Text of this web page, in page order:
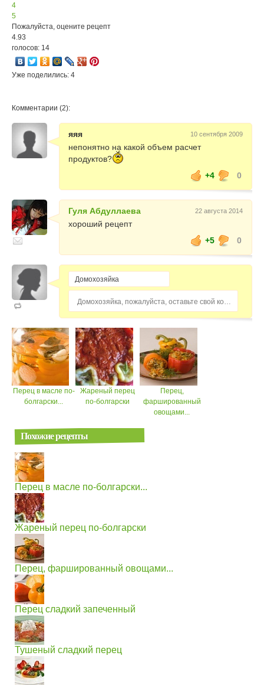
4
5
Пожалуйста, оцените рецепт
4.93
голосов: 14
Уже поделились: 4
Комментарии (2):
яяя 10 сентября 2009
непонятно на какой объем расчет
продуктов?
+4
0
Гуля Абдуллаева 22 августа 2014
хороший рецепт
+5
0
Домохозяйка, пожалуйста, оставьте свой комментарий...
Перец в масле по-
болгарски...
Жареный перец
по-болгарски
Перец,
фаршированный
овощами...
Похожие рецепты
Перец в масле по-болгарски...
Жареный перец по-болгарски
Перец, фаршированный овощами...
Перец сладкий запеченный
Тушеный сладкий перец